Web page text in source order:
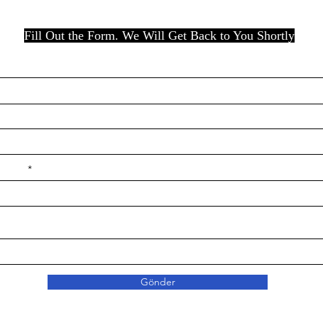
Fill Out the Form. We Will Get Back to You Shortly
Gönder